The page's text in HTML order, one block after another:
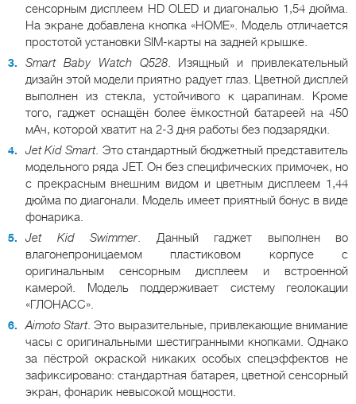
сенсорным дисплеем HD OLED и диагональю 1,54 дюйма.
На экране добавлена кнопка «HOME». Модель отличается
простотой установки SIM-карты на задней крышке.
Smart Baby Watch Q528. Изящный и привлекательный
дизайн этой модели приятно радует глаз. Цветной дисплей
выполнен из стекла, устойчивого к царапинам. Кроме
того, гаджет оснащён более ёмкостной батареей на 450
мАч, которой хватит на 2-3 дня работы без подзарядки.
Jet Kid Smart. Это стандартный бюджетный представитель
модельного ряда JET. Он без специфических примочек, но
с прекрасным внешним видом и цветным дисплеем 1,44
дюйма по диагонали. Модель имеет приятный бонус в виде
фонарика.
Jet Kid Swimmer. Данный гаджет выполнен во
влагонепроницаемом пластиковом корпусе с
оригинальным сенсорным дисплеем и встроенной
камерой. Модель поддерживает систему геолокации
«ГЛОНАСС».
Aimoto Start. Это выразительные, привлекающие внимание
часы с оригинальными шестигранными кнопками. Однако
за пёстрой окраской никаких особых спецэффектов не
зафиксировано: стандартная батарея, цветной сенсорный
экран, фонарик невысокой мощности.